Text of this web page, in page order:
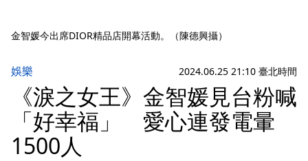
金智媛今出席DIOR精品店開幕活動。（陳德興攝）
娛樂 2024.06.25 21:10 臺北時間
《淚之女王》金智媛見台粉喊
「好幸福」 愛心連發電暈
1500人